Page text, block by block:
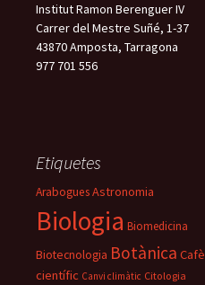
Institut Ramon Berenguer IV
Carrer del Mestre Suñé, 1-37
43870 Amposta, Tarragona
977 701 556
Etiquetes
AraboguesAstronomia
Biologia Biomedicina
Biotecnologia Botànica Cafè
científic Canvi climàtic Citologia